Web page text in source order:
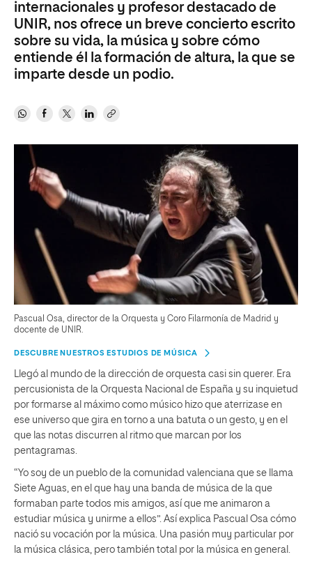
internacionales y profesor destacado de
UNIR, nos ofrece un breve concierto escrito
sobre su vida, la música y sobre cómo
entiende él la formación de altura, la que se
imparte desde un podio.
Pascual Osa, director de la Orquesta y Coro Filarmonía de Madrid y
docente de UNIR.
DESCUBRE NUESTROS ESTUDIOS DE MÚSICA
Llegó al mundo de la dirección de orquesta casi sin querer. Era
percusionista de la Orquesta Nacional de España y su inquietud
por formarse al máximo como músico hizo que aterrizase en
ese universo que gira en torno a una batuta o un gesto, y en el
que las notas discurren al ritmo que marcan por los
pentagramas.
“Yo soy de un pueblo de la comunidad valenciana que se llama
Siete Aguas, en el que hay una banda de música de la que
formaban parte todos mis amigos, así que me animaron a
estudiar música y unirme a ellos”. Así explica Pascual Osa cómo
nació su vocación por la música. Una pasión muy particular por
la música clásica, pero también total por la música en general.